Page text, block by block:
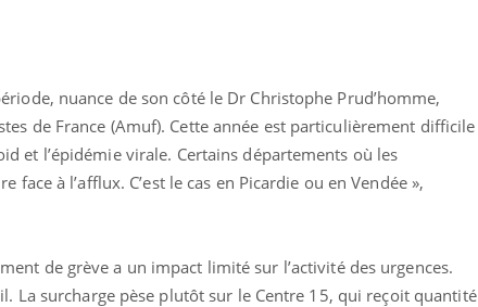
nuance de son côté le Dr Christophe Prud’homme,
de France (Amuf). Cette année est particulièrement difficile
et l’épidémie virale. Certains départements où les
à l’afflux. C’est le cas en Picardie ou en Vendée »,
de grève a un impact limité sur l’activité des urgences.
La surcharge pèse plutôt sur le Centre 15, qui reçoit quantité